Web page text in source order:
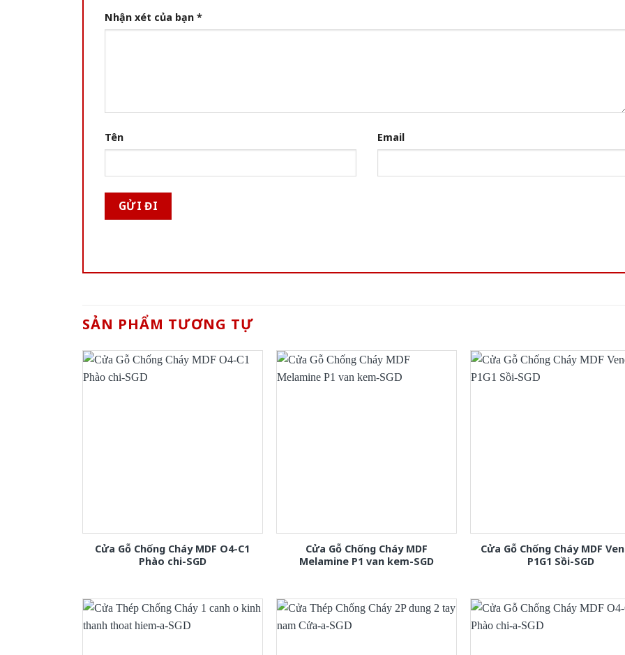
Nhận xét của bạn *
Tên Email
SẢN PHẨM TƯƠNG TỰ
Cửa Gỗ Chống Cháy MDF O4-C1
Phào chi-SGD
Cửa Gỗ Chống Cháy MDF
Melamine P1 van kem-SGD
Cửa Gỗ Chống Cháy MDF
P1G1 Sồi-SGD